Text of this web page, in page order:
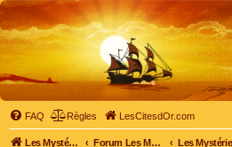
FAQ Règles LesCitesdOr.com
Les Mystérieuses Cités d'Or - LesCitesdOr.com Forum Les Mystérieuses Cités d'Or